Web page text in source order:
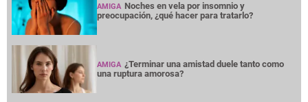
AMIGA Noches en vela por insomnio y
preocupación, ¿qué hacer para tratarlo?
AMIGA ¿Terminar una amistad duele tanto como
una ruptura amorosa?